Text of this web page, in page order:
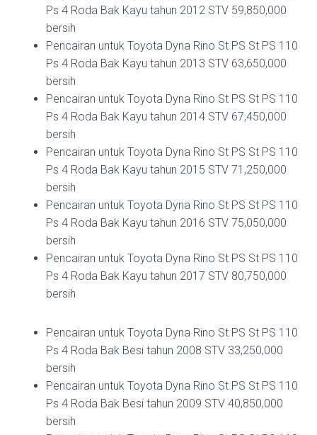
Ps 4 Roda Bak Kayu tahun 2012 STV 59,850,000
bersih
Pencairan untuk Toyota Dyna Rino St PS St PS 110
Ps 4 Roda Bak Kayu tahun 2013 STV 63,650,000
bersih
Pencairan untuk Toyota Dyna Rino St PS St PS 110
Ps 4 Roda Bak Kayu tahun 2014 STV 67,450,000
bersih
Pencairan untuk Toyota Dyna Rino St PS St PS 110
Ps 4 Roda Bak Kayu tahun 2015 STV 71,250,000
bersih
Pencairan untuk Toyota Dyna Rino St PS St PS 110
Ps 4 Roda Bak Kayu tahun 2016 STV 75,050,000
bersih
Pencairan untuk Toyota Dyna Rino St PS St PS 110
Ps 4 Roda Bak Kayu tahun 2017 STV 80,750,000
bersih
Pencairan untuk Toyota Dyna Rino St PS St PS 110
Ps 4 Roda Bak Besi tahun 2008 STV 33,250,000
bersih
Pencairan untuk Toyota Dyna Rino St PS St PS 110
Ps 4 Roda Bak Besi tahun 2009 STV 40,850,000
bersih